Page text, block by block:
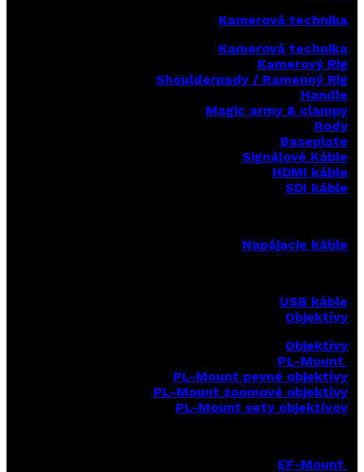
Kamerová technika
Kamerová technika
Kamerový Rig
Shoulderpady / Ramenný Rig
Handle
Magic army & clampy
Rody
Baseplate
Signálové Káble
HDMI káble
SDI káble
Napájacie káble
USB káble
Objektívy
Objektívy
PL-Mount
PL-Mount pevné objektívy
PL-Mount zoomové objektívy
PL-Mount sety objektívov
EF-Mount